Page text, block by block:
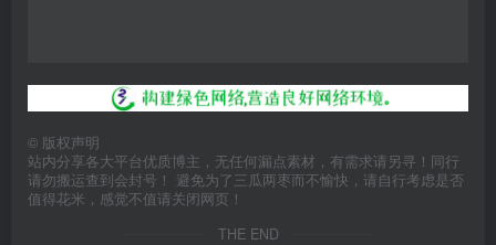
© 版权声明
站内分享各大平台优质博主，无任何漏点素材，有需求请另寻！同行
请勿搬运查到会封号！ 避免为了三瓜两枣而不愉快，请自行考虑是否
值得花米，感觉不值请关闭网页！
THE END